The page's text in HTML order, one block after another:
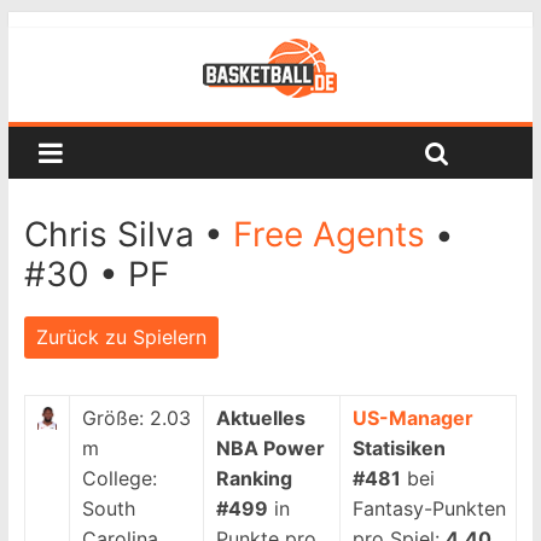
Chris Silva • Free Agents •
#30 • PF
Zurück zu Spielern
Größe: 2.03
m
College:
South
Aktuelles
NBA Power
Ranking
#499 in
US-Manager
Statisiken
#481 bei
Fantasy-Punkten